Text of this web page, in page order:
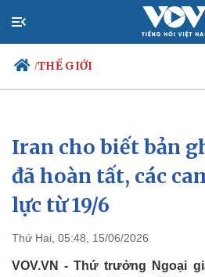
/THẾ GIỚI
Chính trị
Đảng
Tổ chức nhân sự
Quốc hội
Nhận diện sự thật
Xã
Iran cho biết bản
đã hoàn tất, các
lực từ 19/6
Thứ Hai, 05:48, 15/06/2026
VOV.VN - Thứ trưởng Ngoại